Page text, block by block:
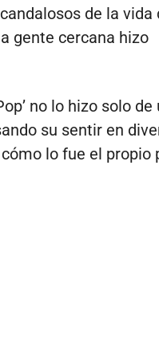
de la vida
gente cercana hizo
no lo hizo solo de
su sentir en
lo fue el propio